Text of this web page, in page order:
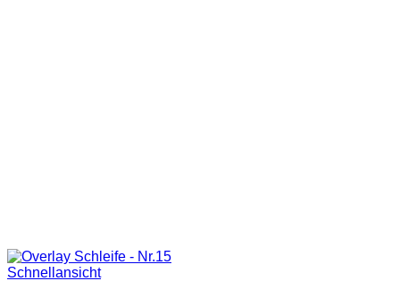
Schnellansicht